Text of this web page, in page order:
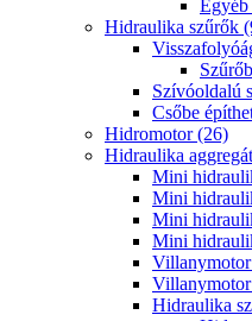
Hidraulika szűrők
Szívóoldalú
Csőbe
Hidromotor (26)
Hidraulika
Mini
Mini
Mini
Mini
Hidraulika